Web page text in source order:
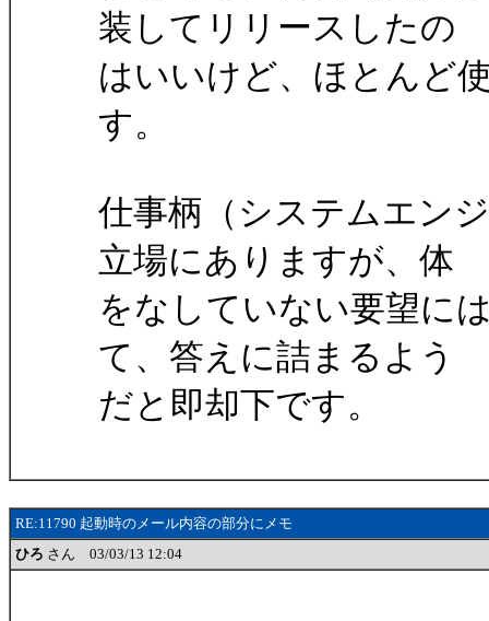
装してリリースしたの
はいいけど、ほとんど
す。
仕事柄（システムエン
立場にありますが、体
をなしていない要望に
て、答えに詰まるよう
だと即却下です。
RE:11790 起動時のメール内容の部分にメモ
ひろ さん 03/03/13 12:04